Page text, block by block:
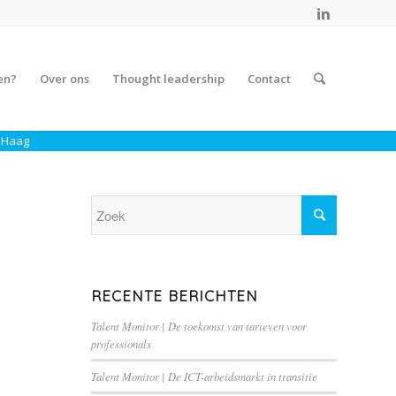
Over ons Thought leadership Contact
RECENTE BERICHTEN
Talent Monitor | De toekomst van tarieven voor
professionals
Talent Monitor | De ICT-arbeidsmarkt in transitie